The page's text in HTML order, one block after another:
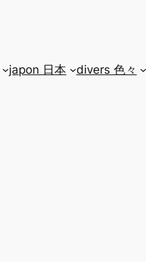
japon 日本 divers 色々